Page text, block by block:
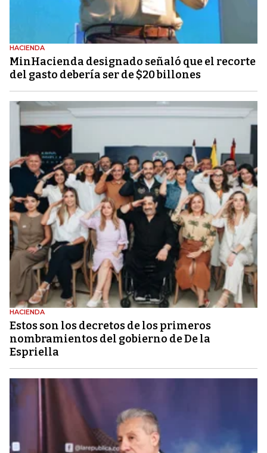
HACIENDA
MinHacienda designado señaló que el recorte
del gasto debería ser de $20 billones
HACIENDA
Estos son los decretos de los primeros
nombramientos del gobierno de De la
Espriella